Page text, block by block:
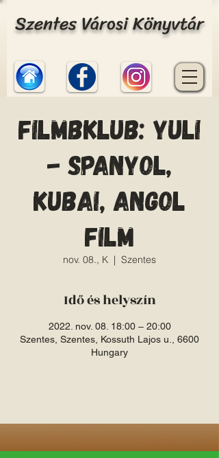
Szentes Városi Könyvtár
Filmbklub: Yuli
- spanyol,
kubai, angol
film
nov. 08., K
  |
Szentes
Idő és helyszín
2022. nov. 08. 18:00 – 20:00
Szentes, Szentes, Kossuth Lajos u., 6600
Hungary